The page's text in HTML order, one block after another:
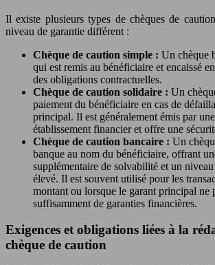
Il existe plusieurs types de chèques de
niveau de garantie différent :
Chèque de caution simple : Un chèque
qui est remis au bénéficiaire et encaissé
des obligations contractuelles.
Chèque de caution solidaire : Un
paiement du bénéficiaire en cas de
principal. Il est généralement émis par
établissement financier et offre une
Chèque de caution bancaire : Un
banque au nom du bénéficiaire, offrant
supplémentaire de solvabilité et un
élevé. Il est souvent utilisé pour les
montant ou lorsque le garant principal ne
suffisamment de garanties financières.
Exigences et obligations liées à la
chèque de caution